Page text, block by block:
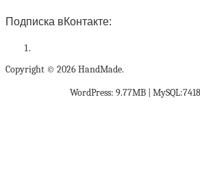
Подписка вКонтакте:
Copyright © 2026 HandMade.
WordPress: 9.77MB |